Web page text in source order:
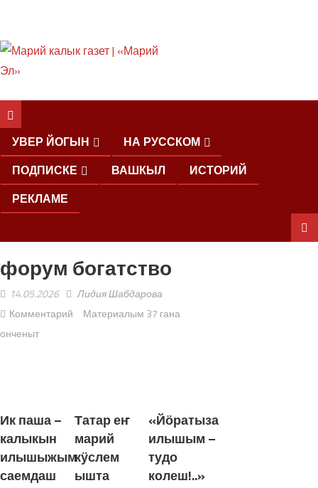
УВЕР ЙОГЫН
НА РУССКОМ
ПОДПИСКЕ
ВАШКЫЛ
ИСТОРИЙ
РЕКЛАМЕ
форум богатство
14.05.2026
Лидия Шабдарова
Комментарий
Материалым 37 гана
онченыт
Ик паша –
калыкын
илышыжым
саемдаш
Татар еҥ
марий
кӱслем
ышта
«Йӧратыза
илышым –
тудо
колеш!..»